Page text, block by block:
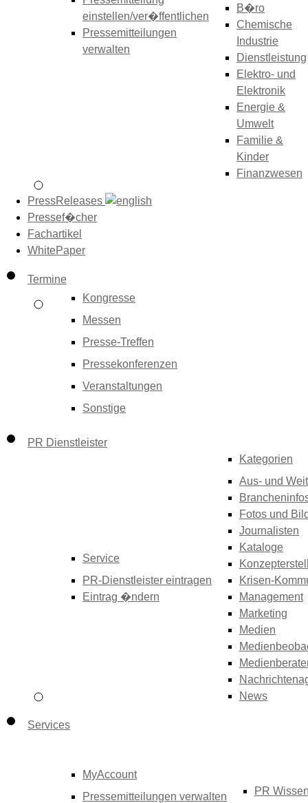
einstellen/ver�ffentlichen
Pressemitteilungen
verwalten
B�ro
Chemische
Industrie
Dienstleistung
Elektro- und
Elektronik
Energie &
Umwelt
Familie &
Kinder
Finanzwesen
PressReleases
Pressef�cher
Fachartikel
WhitePaper
Termine
Kongresse
Messen
Presse-Treffen
Pressekonferenzen
Veranstaltungen
Sonstige
PR Dienstleister
Service
PR-Dienstleister eintragen
Eintrag �ndern
Kategorien
Aus- und
Fotos und
Journalisten
Kataloge
Krisen-
Management
Marketing
Medien
News
Services
MyAccount
Pressemitteilungen verwalten
PR